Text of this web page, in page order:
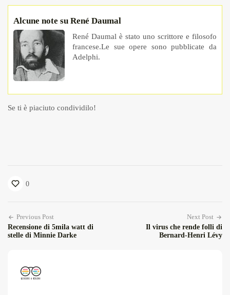
Alcune note su René Daumal
René Daumal è stato uno scrittore e filosofo
francese.Le sue opere sono pubblicate da
Adelphi.
Se ti è piaciuto condividilo!
0
Previous Post
Recensione di 5mila watt di
stelle di Minnie Darke
Next Post
Il virus che rende folli di
Bernard-Henri Lévy